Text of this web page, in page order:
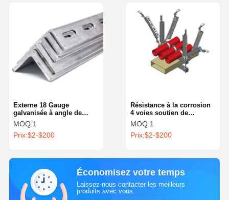
Externe 18 Gauge
galvanisée à angle de
conduit Flexible 50x50x5
MOQ:1
Prix:$2-$200
Résistance à la corrosion
4 voies soutien de
freinage sismique
MOQ:1
Prix:$2-$200
Économisez votre temps
Laissez-nous contacter les meilleurs
produits avec vous.